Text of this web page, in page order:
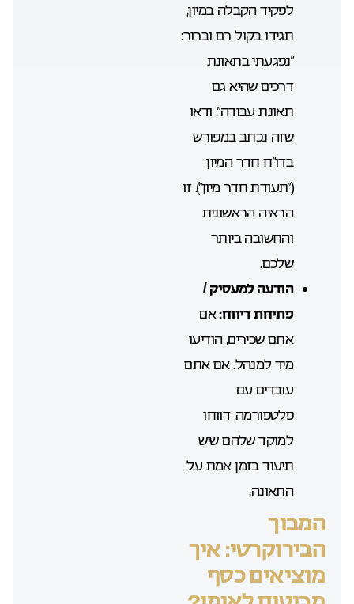
לפקיד הקבלה במיון,
תגידו בקול רם וברור:
“נפגעתי בתאונת
דרכים שהיא גם
תאונת עבודה”. ודאו
שזה נכתב במפורש
בדו”ח חדר המיון
(“תעודת חדר מיון”). זו
הראיה הראשונית
והחשובה ביותר
שלכם.
הודעה למעסיק /
פתיחת דיווח:אם
אתם שכירים, הודיעו
מיד למנהל. אם אתם
עובדים עם
פלטפורמה, דווחו
למוקד שלהם שיש
תיעוד בזמן אמת על
התאונה.
המבוך
הבירוקרטי: איך
מוציאים כסף